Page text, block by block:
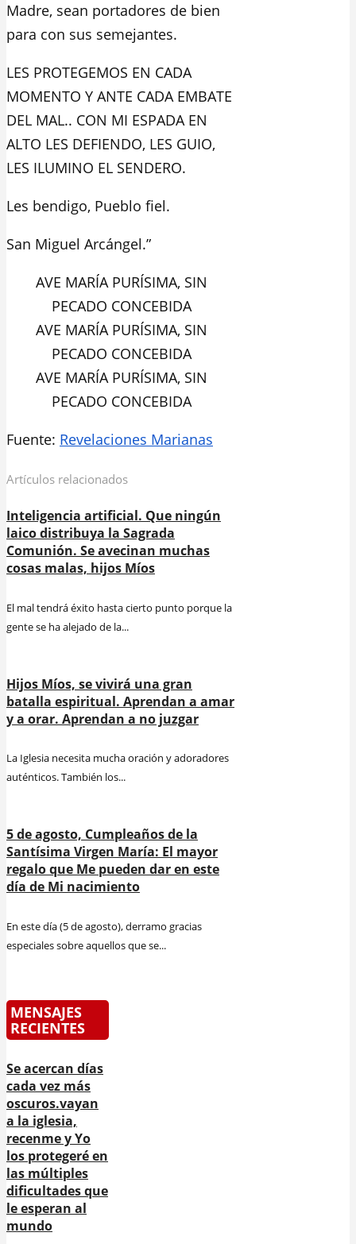
Madre, sean portadores de bien
para con sus semejantes.
LES PROTEGEMOS EN CADA
MOMENTO Y ANTE CADA EMBATE
DEL MAL.. CON MI ESPADA EN
ALTO LES DEFIENDO, LES GUIO,
LES ILUMINO EL SENDERO.
Les bendigo, Pueblo fiel.
San Miguel Arcángel.”
AVE MARÍA PURÍSIMA, SIN
PECADO CONCEBIDA
AVE MARÍA PURÍSIMA, SIN
PECADO CONCEBIDA
AVE MARÍA PURÍSIMA, SIN
PECADO CONCEBIDA
Fuente: Revelaciones Marianas
Artículos relacionados
Inteligencia artificial. Que ningún
laico distribuya la Sagrada
Comunión. Se avecinan muchas
cosas malas, hijos Míos
El mal tendrá éxito hasta cierto punto porque la
gente se ha alejado de la...
Hijos Míos, se vivirá una gran
batalla espiritual. Aprendan a amar
y a orar. Aprendan a no juzgar
La Iglesia necesita mucha oración y adoradores
auténticos. También los...
5 de agosto, Cumpleaños de la
Santísima Virgen María: El mayor
regalo que Me pueden dar en este
día de Mi nacimiento
En este día (5 de agosto), derramo gracias
especiales sobre aquellos que se...
MENSAJES
RECIENTES
Se acercan días
cada vez más
oscuros.vayan
a la iglesia,
recenme y Yo
los protegeré en
las múltiples
dificultades que
le esperan al
mundo